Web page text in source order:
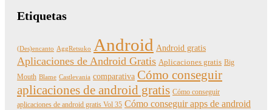
Etiquetas
(Des)encanto AggRetsuko Android Android gratis
Aplicaciones de Android Gratis Aplicaciones gratis Big
Mouth Blame Castlevania comparativa Cómo conseguir
aplicaciones de android gratis Cómo conseguir
aplicaciones de android gratis Vol 35 Cómo conseguir apps de android